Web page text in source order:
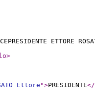
ETTORE
>
Ettore ">PRESIDENTE